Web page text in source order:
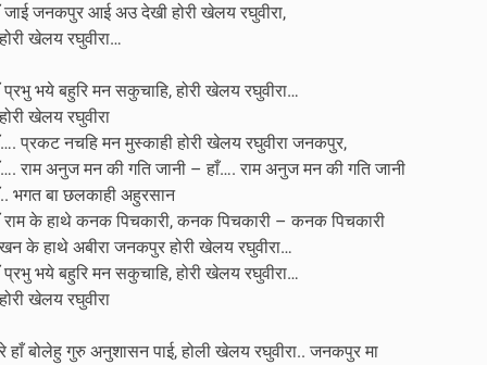
जाई जनकपुर आई अउ देखी होरी खेलय रघुवीरा,
खेलय रघुवीरा…
प्रभु भये बहुरि मन सकुचाहि, होरी खेलय रघुवीरा…
खेलय रघुवीरा
प्रकट नचहि मन मुस्काही होरी खेलय रघुवीरा जनकपुर,
राम अनुज मन की गति जानी – हाँ…. राम अनुज मन की गति जानी
भगत बा छलकाही अहुरसान
राम के हाथे कनक पिचकारी, कनक पिचकारी – कनक पिचकारी
के हाथे अबीरा जनकपुर होरी खेलय रघुवीरा…
प्रभु भये बहुरि मन सकुचाहि, होरी खेलय रघुवीरा…
खेलय रघुवीरा
हाँ बोलेहु गुरु अनुशासन पाई, होली खेलय रघुवीरा.. जनकपुर मा